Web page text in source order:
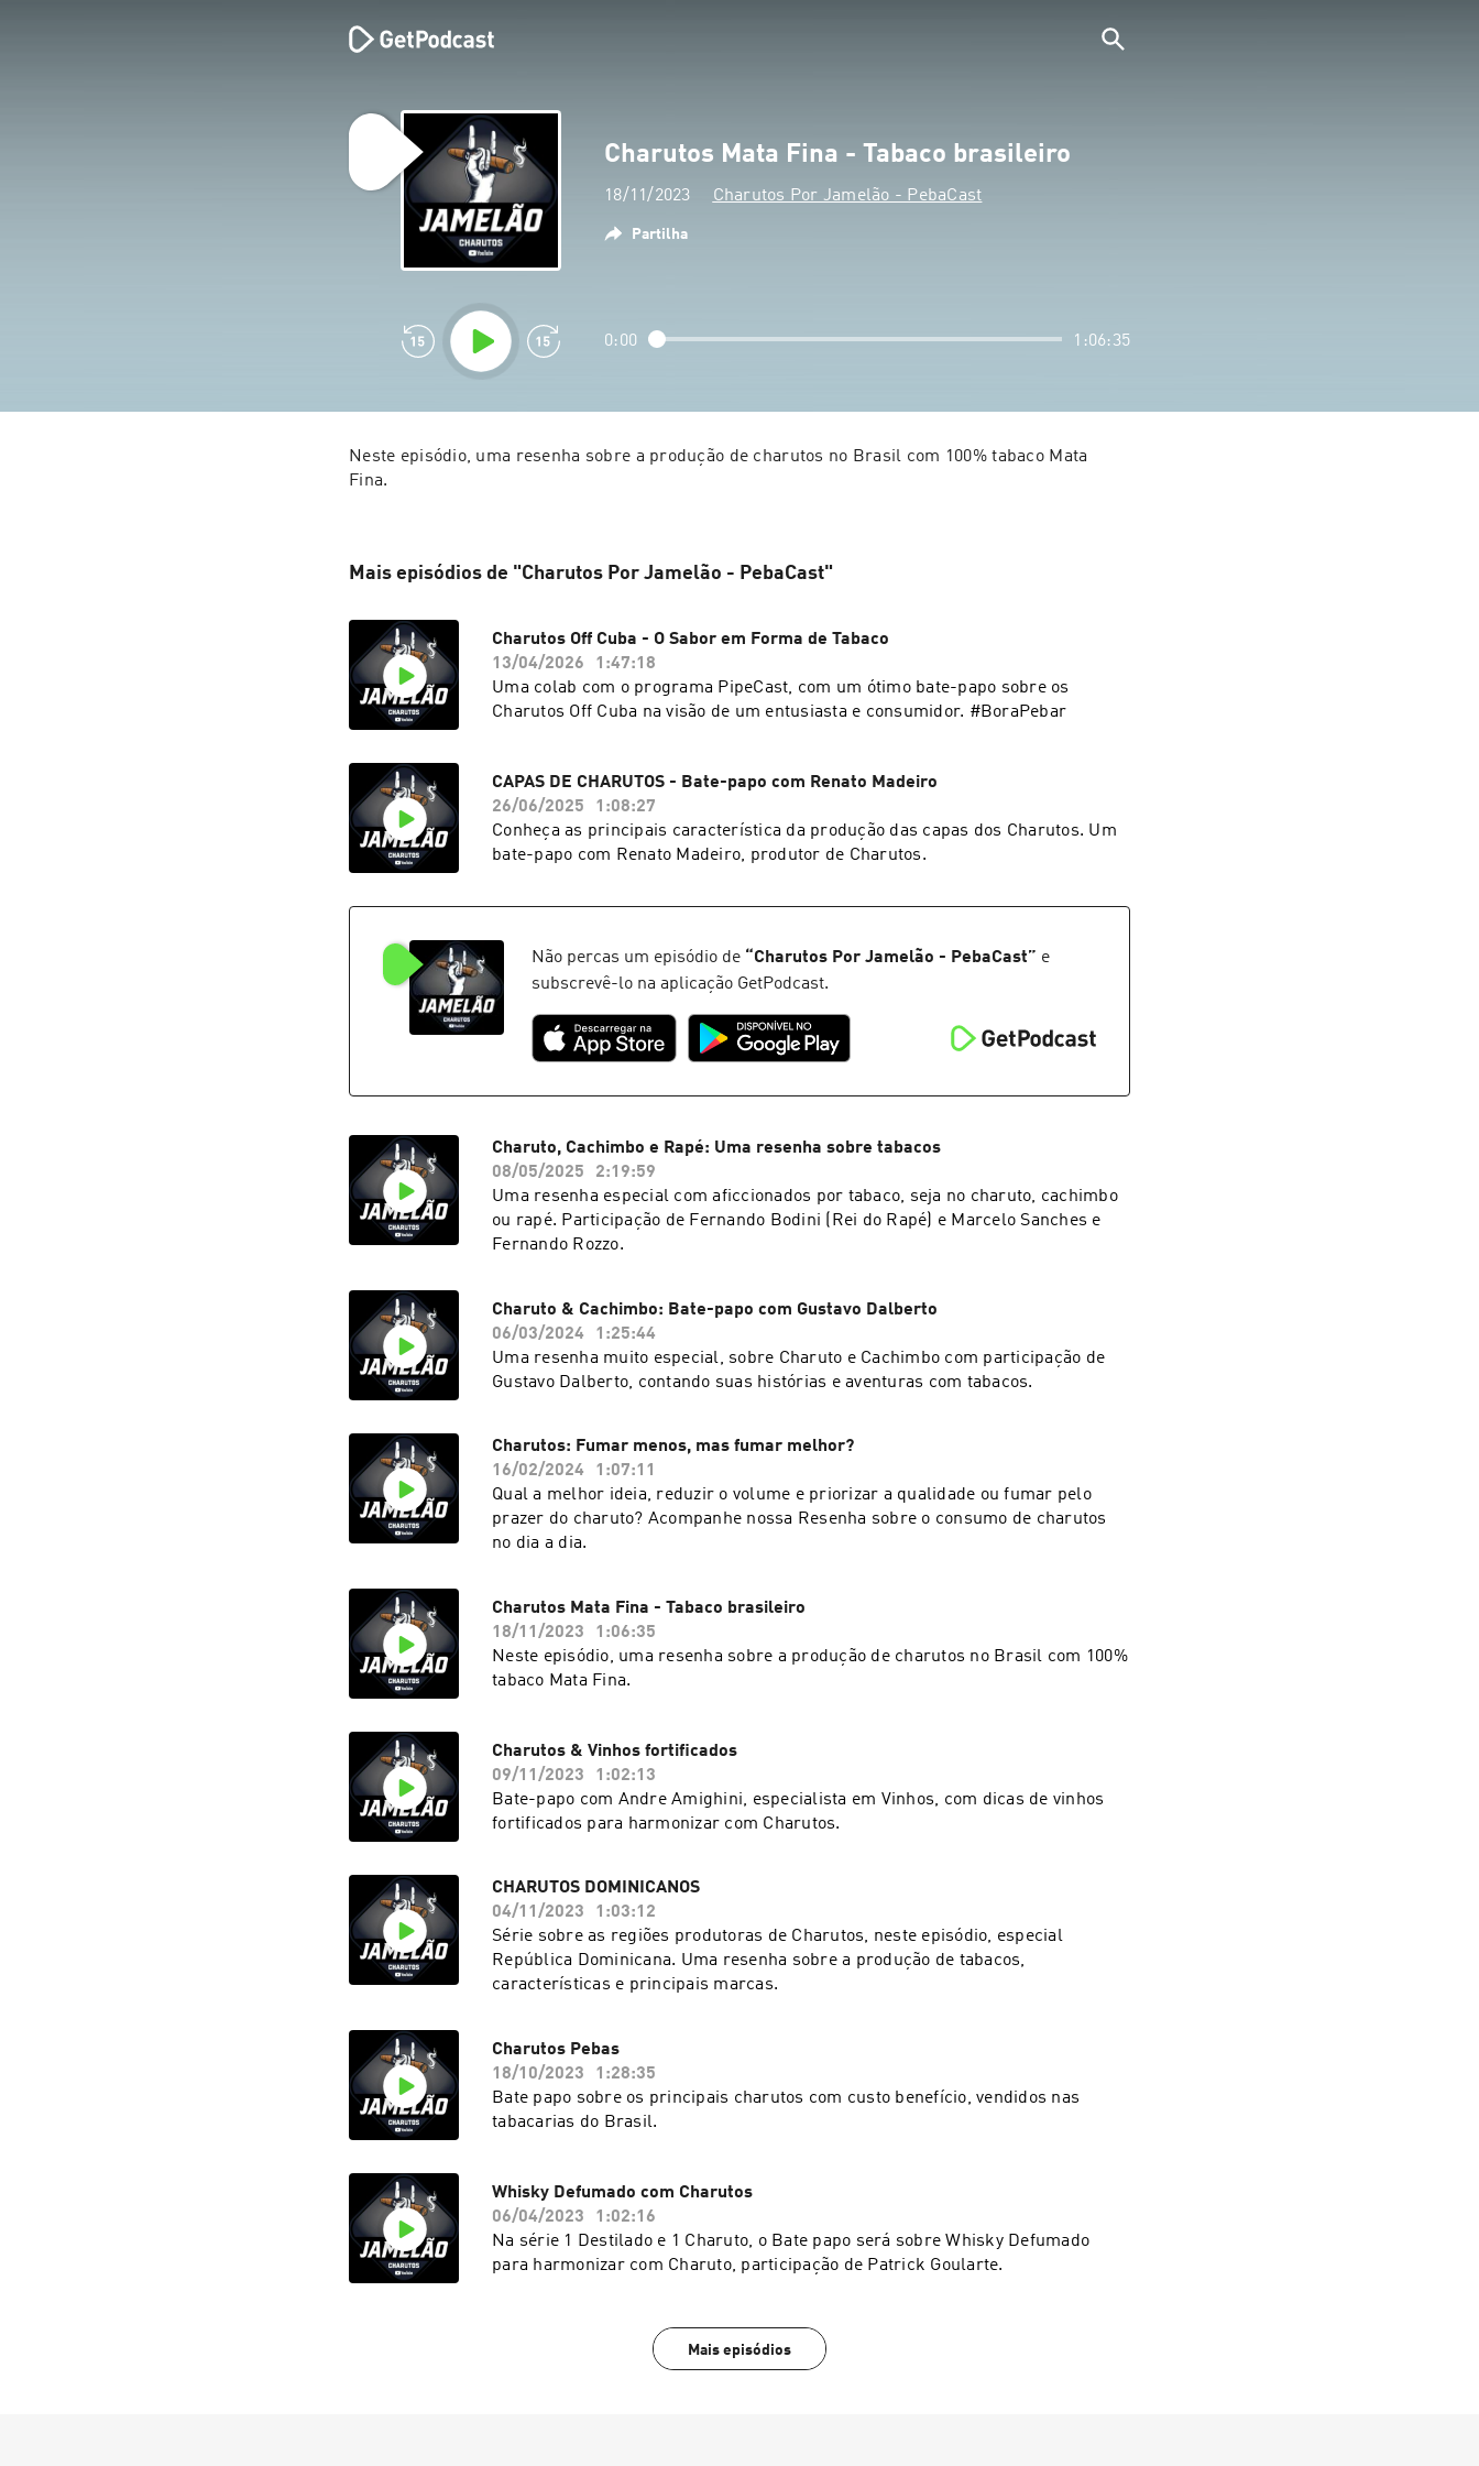
Charutos Mata Fina - Tabaco brasileiro
18/11/2023 Charutos Por Jamelão - PebaCast
Partilha
0:00 1:06:35
Neste episódio, uma resenha sobre a produção de charutos no Brasil com 100% tabaco Mata
Mais episódios de "Charutos Por Jamelão - PebaCast"
Charutos Off Cuba - O Sabor em Forma de Tabaco
13/04/2026
1:47:18
Uma colab com o programa PipeCast, com um ótimo bate-papo sobre os
Charutos Off Cuba na visão de um entusiasta e consumidor. #BoraPebar
CAPAS DE CHARUTOS - Bate-papo com Renato Madeiro
26/06/2025
1:08:27
Conheça as principais característica da produção das capas dos Charutos. Um
bate-papo com Renato Madeiro, produtor de Charutos.
Não percas um episódio de “Charutos Por Jamelão - PebaCast” e
subscrevê-lo na aplicação GetPodcast.
Charuto, Cachimbo e Rapé: Uma resenha sobre tabacos
08/05/2025
2:19:59
Uma resenha especial com aficcionados por tabaco, seja no charuto, cachimbo
ou rapé. Participação de Fernando Bodini (Rei do Rapé) e Marcelo Sanches e
Fernando Rozzo.
Charuto & Cachimbo: Bate-papo com Gustavo Dalberto
06/03/2024
1:25:44
Uma resenha muito especial, sobre Charuto e Cachimbo com participação de
Gustavo Dalberto, contando suas histórias e aventuras com tabacos.
Charutos: Fumar menos, mas fumar melhor?
16/02/2024
1:07:11
Qual a melhor ideia, reduzir o volume e priorizar a qualidade ou fumar pelo
prazer do charuto? Acompanhe nossa Resenha sobre o consumo de charutos
no dia a dia.
Charutos Mata Fina - Tabaco brasileiro
18/11/2023
1:06:35
Neste episódio, uma resenha sobre a produção de charutos no Brasil com 100%
tabaco Mata Fina.
Charutos & Vinhos fortificados
09/11/2023
1:02:13
Bate-papo com Andre Amighini, especialista em Vinhos, com dicas de vinhos
fortificados para harmonizar com Charutos.
CHARUTOS DOMINICANOS
04/11/2023
1:03:12
Série sobre as regiões produtoras de Charutos, neste episódio, especial
República Dominicana. Uma resenha sobre a produção de tabacos,
características e principais marcas.
Charutos Pebas
18/10/2023
1:28:35
Bate papo sobre os principais charutos com custo benefício, vendidos nas
tabacarias do Brasil.
Whisky Defumado com Charutos
06/04/2023
1:02:16
Na série 1 Destilado e 1 Charuto, o Bate papo será sobre Whisky Defumado
para harmonizar com Charuto, participação de Patrick Goularte.
Mais episódios